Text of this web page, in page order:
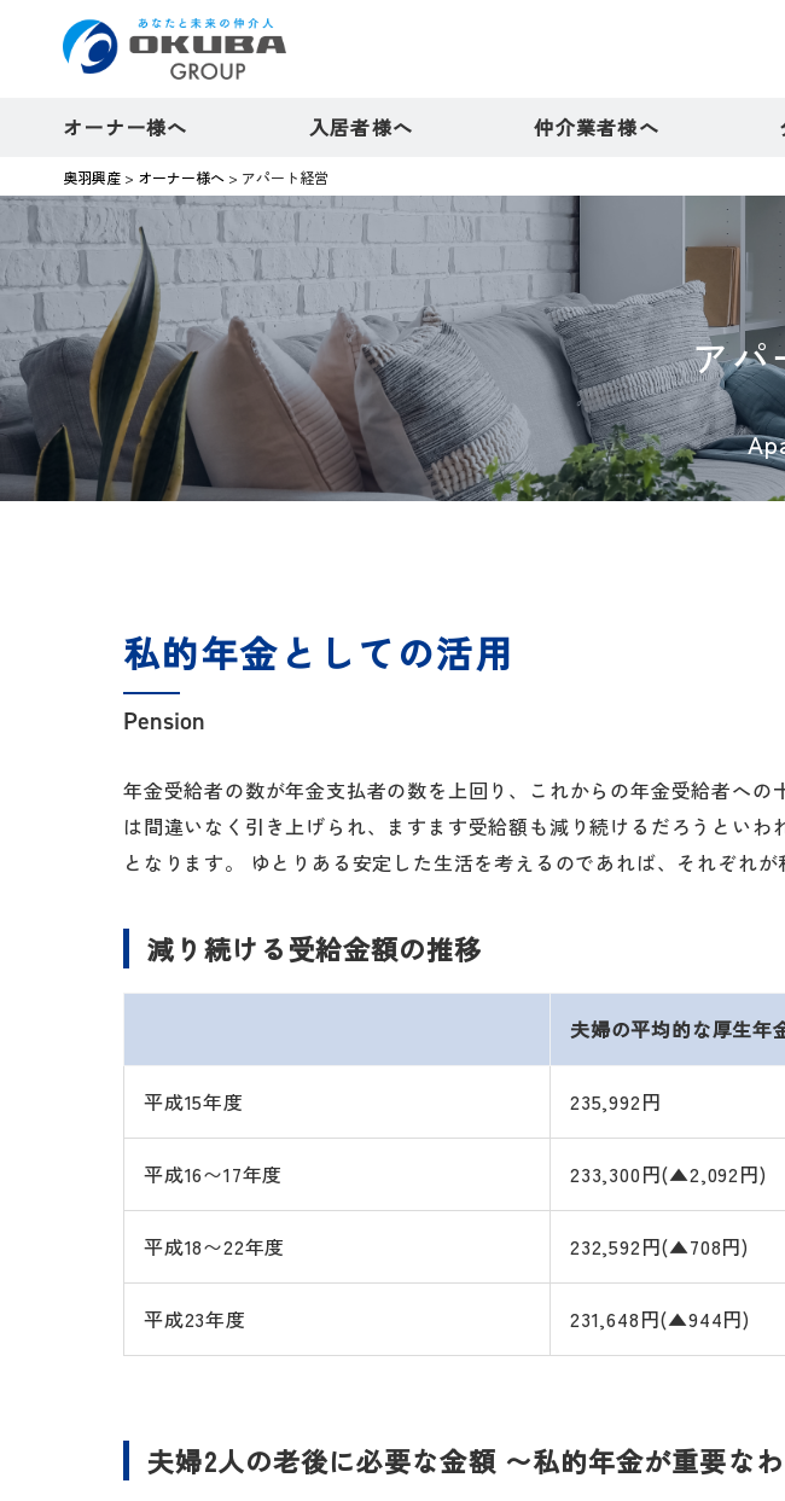
オーナー様へ 入居者様へ 仲介業者様へ
奥羽興産 > オーナー様へ > アパート経営
アパ
私的年金としての活用
Pension
年金受給者の数が年金支払者の数を上回り、これからの年金受給者へ
は間違いなく引き上げられ、ますます受給額も減り続けるだろうとい
となります。 ゆとりある安定した生活を考えるのであれば、それぞれ
減り続ける受給金額の推移
夫婦の平均的な厚生年
平成15年度 235,992円
平成16〜17年度 233,300円(▲2,092円)
平成18〜22年度 232,592円(▲708円)
平成23年度 231,648円(▲944円)
夫婦2人の老後に必要な金額 〜私的年金が重要な